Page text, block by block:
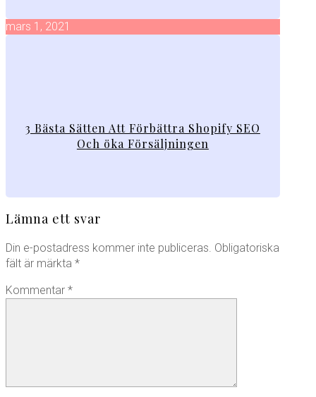
mars 1, 2021
3 Bästa Sätten Att Förbättra Shopify SEO
Och öka Försäljningen
Lämna ett svar
Din e-postadress kommer inte publiceras. Obligatoriska
fält är märkta *
Kommentar *